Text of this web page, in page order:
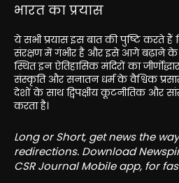
भारत का प्रयास
ये सभी प्रयास इस बात की पुष्टि करते
संरक्षण में गंभीर है और इसे आगे बढ़ाने के
स्थित इन ऐतिहासिक मंदिरों का
संस्कृति और सनातन धर्म के वैश्विक
देशों के साथ द्विपक्षीय कूटनीतिक और
करता है।
Long or Short, get news the
redirections. Download
CSR Journal Mobile app, for